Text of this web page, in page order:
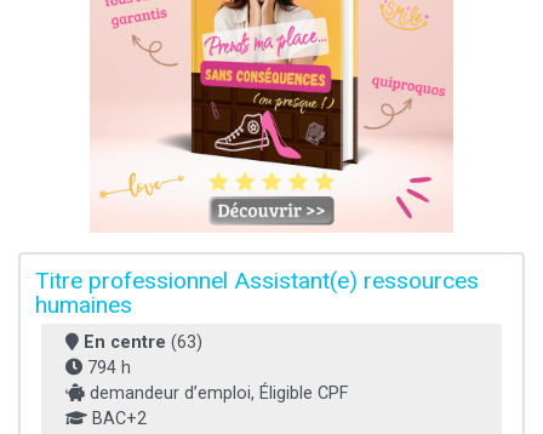
Titre professionnel Assistant(e) ressources
humaines
En centre (63)
794 h
demandeur d’emploi, Éligible CPF
BAC+2